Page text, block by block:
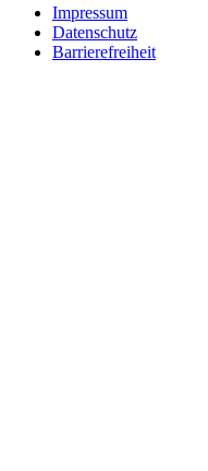
Impressum
Datenschutz
Barrierefreiheit